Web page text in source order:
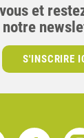
et
notre
S'INSCRIRE